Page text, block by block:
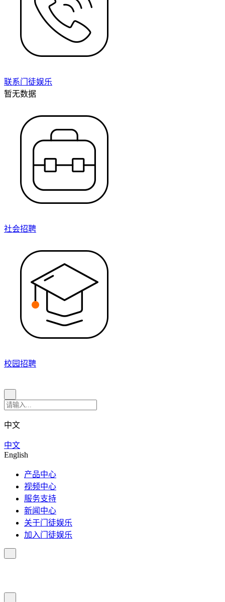
联系门徒娱乐
暂无数据
社会招聘
校园招聘
中文
中文
English
产品中心
视频中心
服务支持
新闻中心
关于门徒娱乐
加入门徒娱乐